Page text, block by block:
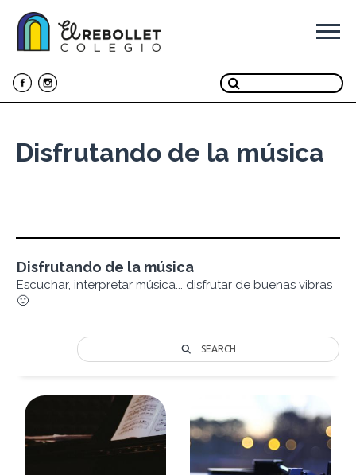
Disfrutando de la música
Disfrutando de la música
Escuchar, interpretar música... disfrutar de buenas vibras
🙂
SEARCH